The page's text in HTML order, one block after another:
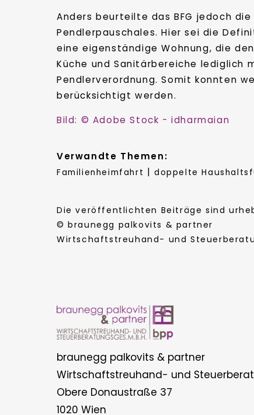
Anders beurteilte das BFG jedoch
Pendlerpauschales. Hier sei die
eine eigenständige Wohnung, die
Küche und Sanitärbereiche lediglich
Pendlerverordnung. Somit konnten
berücksichtigt werden.
Bild: © Adobe Stock - idharmaian
Verwandte Themen:
Familienheimfahrt |doppelte
Die veröffentlichten Beiträge sind
© braunegg palkovits & partner
Wirtschaftstreuhand- und
braunegg palkovits & partner
Wirtschaftstreuhand- und
Obere Donaustraße 37
1020 Wien